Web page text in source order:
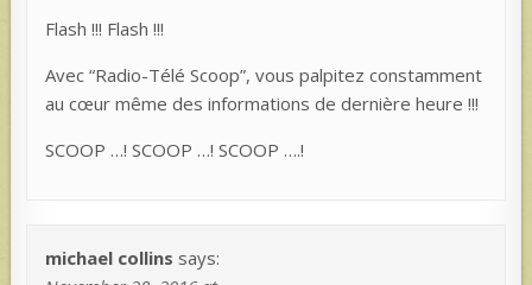
Flash !!! Flash !!!
Avec “Radio-Télé Scoop”, vous palpitez constamment
au cœur même des informations de dernière heure !!!
SCOOP …! SCOOP …! SCOOP ….!
michael collins says: